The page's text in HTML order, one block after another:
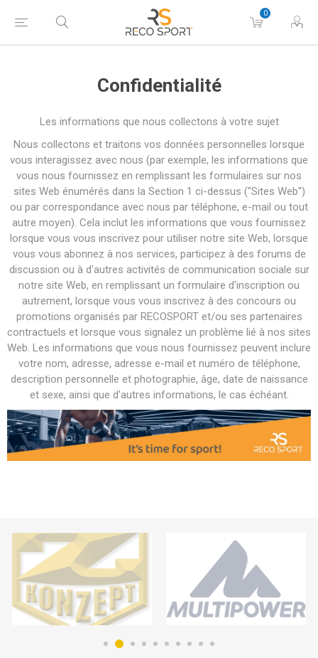
0
Confidentialité
Les informations que nous collectons à votre sujet
Nous collectons et traitons vos données personnelles lorsque
vous interagissez avec nous (par exemple, les informations que
vous nous fournissez en remplissant les formulaires sur nos
sites Web énumérés dans la Section 1 ci-dessus ("Sites Web")
ou par correspondance avec nous par téléphone, e-mail ou tout
autre moyen). Cela inclut les informations que vous fournissez
lorsque vous vous inscrivez pour utiliser notre site Web, lorsque
vous vous abonnez à nos services, participez à des forums de
discussion ou à d'autres activités de communication sociale sur
notre site Web, en remplissant un formulaire d'inscription ou
autrement, lorsque vous vous inscrivez à des concours ou
promotions organisés par RECOSPORT et/ou ses partenaires
contractuels et lorsque vous signalez un problème lié à nos sites
Web. Les informations que vous nous fournissez peuvent inclure
votre nom, adresse, adresse e-mail et numéro de téléphone,
description personnelle et photographie, âge, date de naissance
et sexe, ainsi que d'autres informations, le cas échéant.